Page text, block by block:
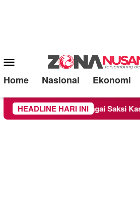
Mobile
Menu
Home Nasional Ekonomi
HEADLINE HARI INI
Sebagai Saksi Kasus